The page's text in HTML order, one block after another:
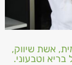
אשת שיווק,
וטבעוני.